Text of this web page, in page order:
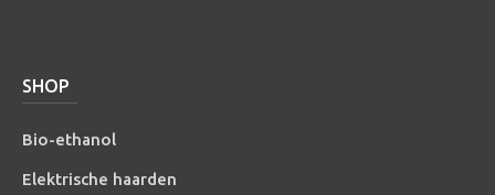
SHOP
Bio-ethanol
Elektrische haarden